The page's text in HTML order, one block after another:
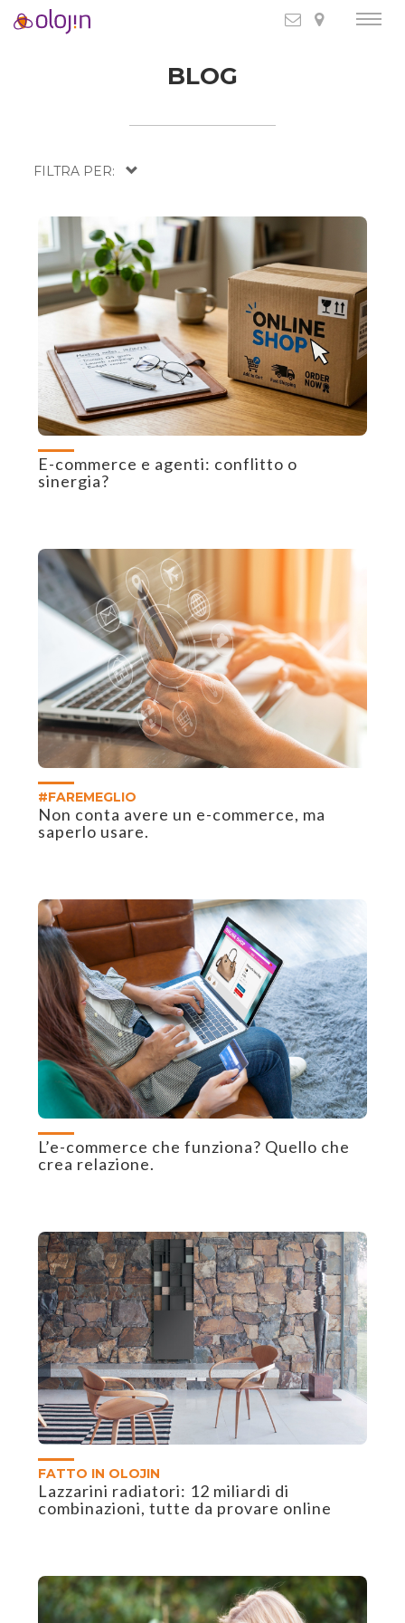
BLOG
FILTRA PER:
E-commerce e agenti: conflitto o
sinergia?
#FAREMEGLIO
Non conta avere un e-commerce, ma
saperlo usare.
L’e-commerce che funziona? Quello che
crea relazione.
FATTO IN OLOJIN
Lazzarini radiatori: 12 miliardi di
combinazioni, tutte da provare online